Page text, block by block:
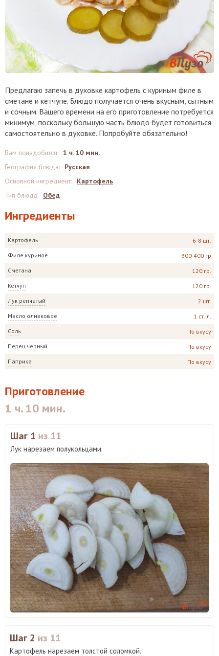
Предлагаю запечь в духовке картофель с куриным филе в
сметане и кетчупе. Блюдо получается очень вкусным, сытным
и сочным. Вашего времени на его приготовление потребуется
минимум, поскольку большую часть блюдо будет готовиться
самостоятельно в духовке. Попробуйте обязательно!
Ингредиенты
Картофель 6-8 шт.
Филе куриное 300-400 гр
Сметана 120 гр.
Кетчуп 120 гр.
Лук репчатый 2 шт.
Масло оливковое 1 ст. л.
Соль По вкусу
Перец черный По вкусу
Паприка По вкусу
Вам понадобится: 1 ч. 10 мин.
География блюда:
Русская
Основной ингредиент:
Картофель
Тип блюда: Обед
Приготовление
1 ч. 10 мин.
Шаг 1 из 11
Лук нарезаем полукольцами.
Шаг 2 из 11
Картофель нарезаем толстой соломкой.